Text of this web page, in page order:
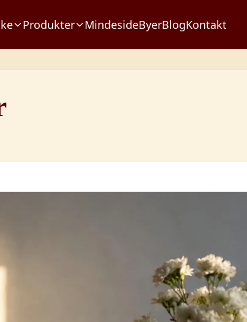
Produkter MindesideByerBlogKontakt